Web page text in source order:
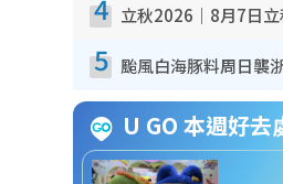
4
5
U GO 本週好去